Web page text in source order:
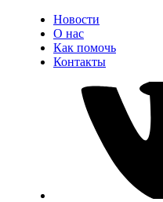
Новости
О нас
Как помочь
Контакты